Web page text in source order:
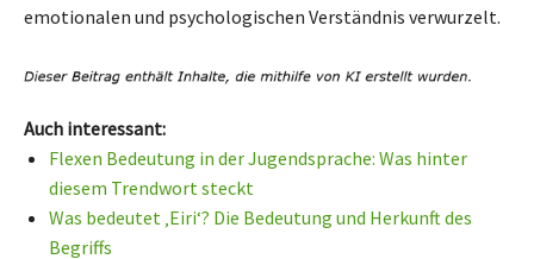
emotionalen und psychologischen Verständnis verwurzelt.
Auch interessant:
Flexen Bedeutung in der Jugendsprache: Was hinter
diesem Trendwort steckt
Was bedeutet ‚Eiri‘? Die Bedeutung und Herkunft des
Begriffs